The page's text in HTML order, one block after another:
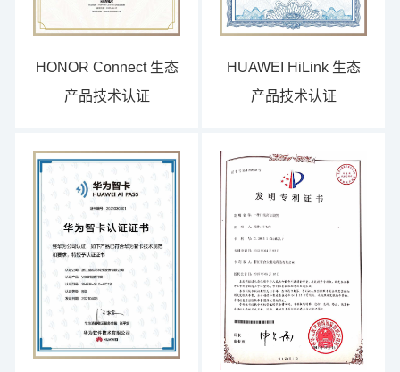
HONOR Connect 生态
产品技术认证
HUAWEI HiLink 生态
产品技术认证